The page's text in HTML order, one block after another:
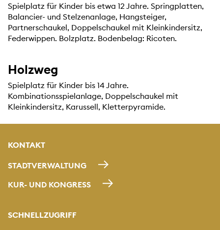
Spielplatz für Kinder bis etwa 12 Jahre. Springplatten,
Balancier- und Stelzenanlage, Hangsteiger,
Partnerschaukel, Doppelschaukel mit Kleinkindersitz,
Federwippen. Bolzplatz. Bodenbelag: Ricoten.
Holzweg
Spielplatz für Kinder bis 14 Jahre.
Kombinationsspielanlage, Doppelschaukel mit
Kleinkindersitz, Karussell, Kletterpyramide.
KONTAKT
STADTVERWALTUNG
KUR- UND KONGRESS
SCHNELLZUGRIFF